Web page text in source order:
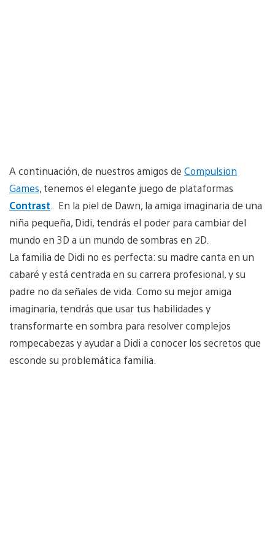
A continuación, de nuestros amigos de Compulsion
Games, tenemos el elegante juego de plataformas
Contrast . En la piel de Dawn, la amiga imaginaria de una
niña pequeña, Didi, tendrás el poder para cambiar del
mundo en 3D a un mundo de sombras en 2D.
La familia de Didi no es perfecta: su madre canta en un
cabaré y está centrada en su carrera profesional, y su
padre no da señales de vida. Como su mejor amiga
imaginaria, tendrás que usar tus habilidades y
transformarte en sombra para resolver complejos
rompecabezas y ayudar a Didi a conocer los secretos que
esconde su problemática familia.